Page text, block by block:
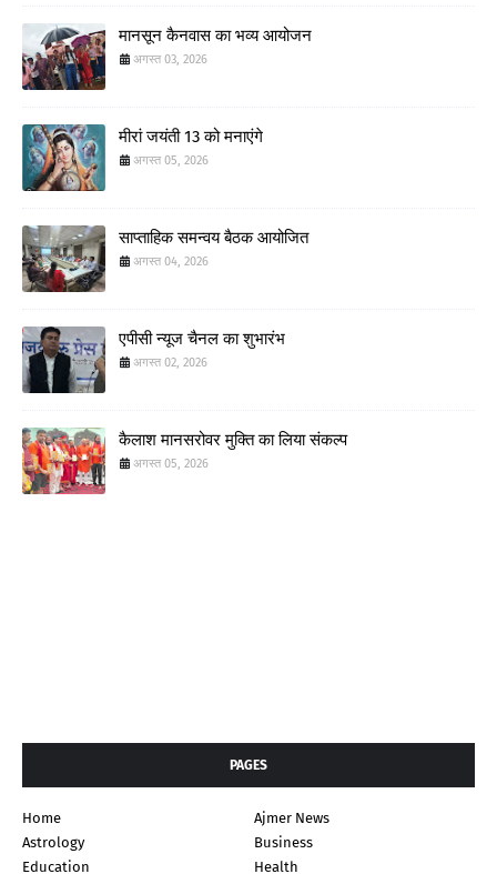
मानसून कैनवास का भव्य आयोजन
अगस्त 03, 2026
मीरां जयंती 13 को मनाएंगे
अगस्त 05, 2026
साप्ताहिक समन्वय बैठक आयोजित
अगस्त 04, 2026
एपीसी न्यूज चैनल का शुभारंभ
अगस्त 02, 2026
कैलाश मानसरोवर मुक्ति का लिया संकल्प
अगस्त 05, 2026
PAGES
Home
Ajmer News
Astrology
Business
Education
Health